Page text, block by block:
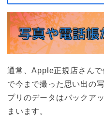
通常、Apple正規店さん
で今まで撮った思い出の
プリのデータはバックア
まいます。